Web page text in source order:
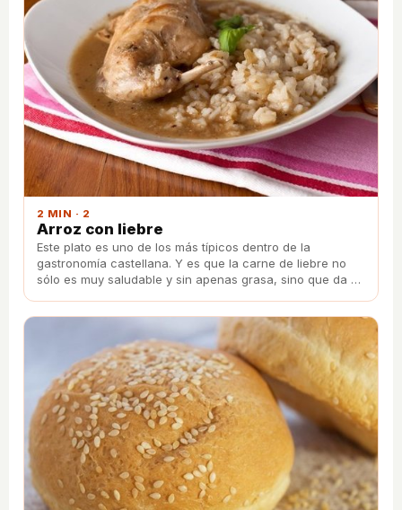
2 MIN · 2
Arroz con liebre
Este plato es uno de los más típicos dentro de la
gastronomía castellana. Y es que la carne de liebre no
sólo es muy saludable y sin apenas grasa, sino que da un